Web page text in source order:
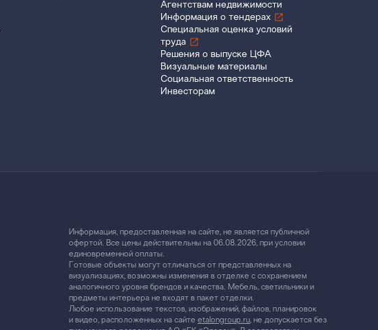
Агентствам недвижимости
Информация о тендерах
Специальная оценка условий
труда
Решения о выпуске ЦФА
Визуальные материалы
Социальная ответственность
Инвесторам
Информация, предоставленная на сайте, не является публичной
офертой. Все цены действительны на 06.08.2026, при условии
единовременной оплаты.
Готовые объекты могут отличаться от представленных на
визуализациях, возможны изменения в отделке с сохранением
аналогичного уровня брендов и качества. Мебель, светильники и
предметы интерьера не входят в пакет отделки.
Любое использование текстов, изображений, файлов, планировок
и видео, расположенных на сайте etalongroup.ru, не допускается без